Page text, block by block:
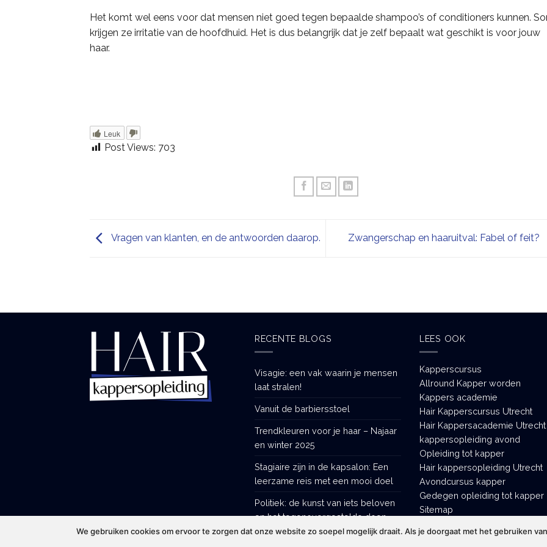
Het komt wel eens voor dat mensen niet goed tegen bepaalde shampoo’s of conditioners kunnen.
krijgen ze irritatie van de hoofdhuid. Het is dus belangrijk dat je zelf bepaalt wat geschikt is voor jouw
haar.
Leuk
Post Views: 703
Vragen van klanten, en de antwoorden daarop. Zwangerschap en haaruitval: Fabel of feit?
RECENTE BLOGS
Visagie: een vak waarin je mensen
laat stralen!
Vanuit de barbiersstoel
Trendkleuren voor je haar – Najaar
en winter 2025
Stagiaire zijn in de kapsalon: Een
leerzame reis met een mooi doel
Politiek: de kunst van iets beloven
en het tegenovergestelde doen
LEES OOK
Kapperscursus
Allround Kapper worden
Kappers academie
Hair Kapperscursus Utrecht
Hair Kappersacademie Utrecht
kappersopleiding avond
Opleiding tot kapper
Hair kappersopleiding Utrecht
Avondcursus kapper
Gedegen opleiding tot kapper
Sitemap
We gebruiken cookies om ervoor te zorgen dat onze website zo soepel mogelijk draait. Als je doorgaat met het gebruiken